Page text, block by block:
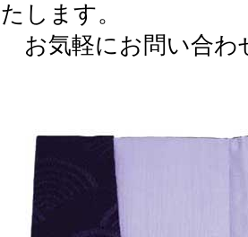
たします。
お気軽にお問い合わ